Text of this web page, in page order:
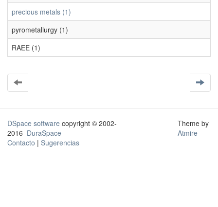
precious metals (1)
pyrometallurgy (1)
RAEE (1)
DSpace software copyright © 2002-
2016 DuraSpace
Contacto | Sugerencias
Theme by
Atmire